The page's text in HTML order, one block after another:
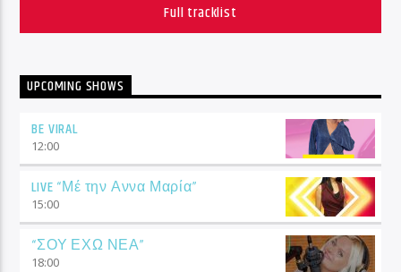
Full tracklist
UPCOMING SHOWS
BE VIRAL
12:00
LIVE “Μέ την Αννα Μαρία”
15:00
“ΣΟΥ ΕΧΩ ΝΕΑ”
18:00